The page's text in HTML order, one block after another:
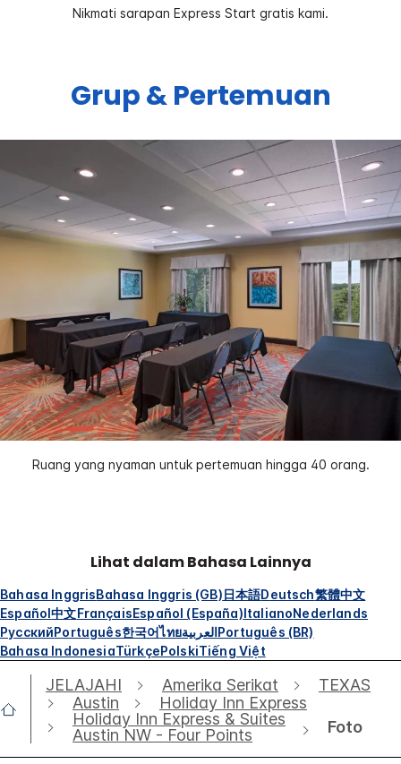
Nikmati sarapan Express Start gratis kami.
Grup & Pertemuan
Ruang yang nyaman untuk pertemuan hingga 40 orang.
Lihat dalam Bahasa Lainnya
Bahasa InggrisBahasa Inggris (GB)日本語Deutsch繁體中文
Español中文FrançaisEspañol (España)ItalianoNederlands
РусскийPortuguês한국어ไทยالعربيةPortuguês (BR)
Bahasa IndonesiaTürkçePolskiTiếng Việt
JELAJAHI Amerika Serikat
TEXAS
Austin
Holiday Inn Express
Holiday Inn Express & Suites
Austin NW - Four Points
Foto